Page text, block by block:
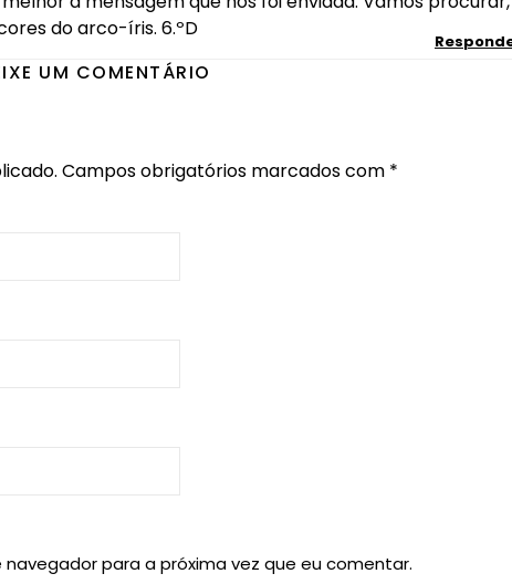
do arco-íris. 6.ºD
UM COMENTÁRIO
Campos obrigatórios marcados com *
para a próxima vez que eu comentar.